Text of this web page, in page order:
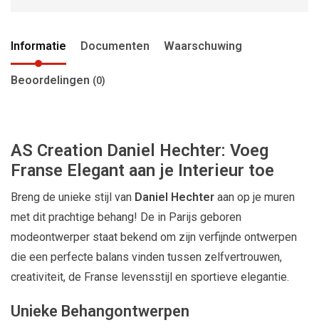
Informatie Documenten Waarschuwing
Beoordelingen (0)
AS Creation Daniel Hechter: Voeg
Franse Elegant aan je Interieur toe
Breng de unieke stijl van Daniel Hechter aan op je muren
met dit prachtige behang! De in Parijs geboren
modeontwerper staat bekend om zijn verfijnde ontwerpen
die een perfecte balans vinden tussen zelfvertrouwen,
creativiteit, de Franse levensstijl en sportieve elegantie.
Unieke Behangontwerpen